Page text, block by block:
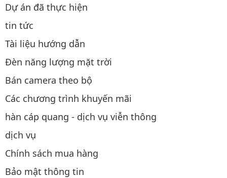
Dự án đã thực hiện
tin tức
Tài liệu hướng dẫn
Đèn năng lượng mặt trời
Bán camera theo bộ
Các chương trình khuyến mãi
hàn cáp quang - dịch vụ viễn thông
dịch vụ
Chính sách mua hàng
Bảo mật thông tin